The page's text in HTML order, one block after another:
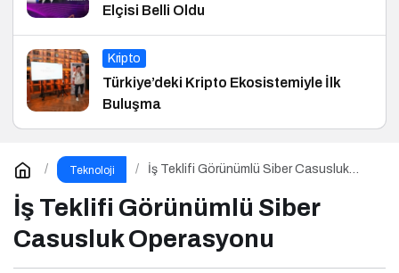
Elçisi Belli Oldu
Kripto
Türkiye’deki Kripto Ekosistemiyle İlk
Buluşma
Teknoloji
İş Teklifi Görünümlü Siber Casusluk
İş Teklifi Görünümlü Siber
Casusluk Operasyonu